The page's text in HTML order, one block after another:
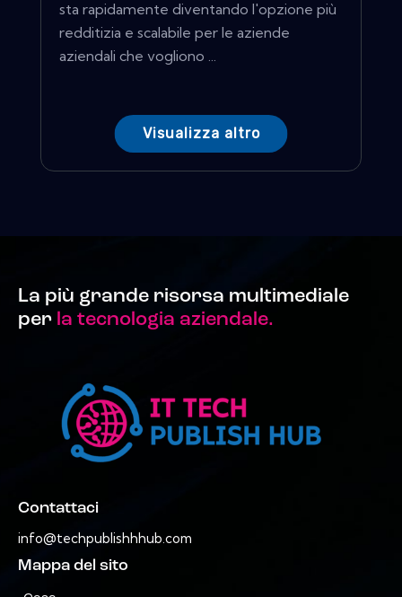
sta rapidamente diventando l'opzione più
redditizia e scalabile per le aziende
aziendali che vogliono ...
Visualizza altro
La più grande risorsa multimediale
per la tecnologia aziendale.
Contattaci
info@techpublishhhub.com
Mappa del sito